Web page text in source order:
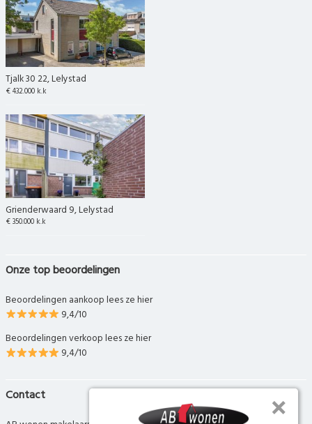
Tjalk 30 22, Lelystad
€ 432.000 k.k
Grienderwaard 9, Lelystad
€ 350.000 k.k
Onze top beoordelingen
Beoordelingen aankoop lees ze hier
9,4/10
Beoordelingen verkoop lees ze hier
9,4/10
Contact